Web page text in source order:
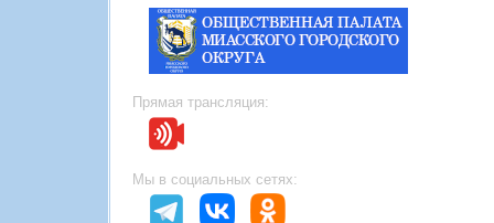
Прямая трансляция:
Мы в социальных сетях: